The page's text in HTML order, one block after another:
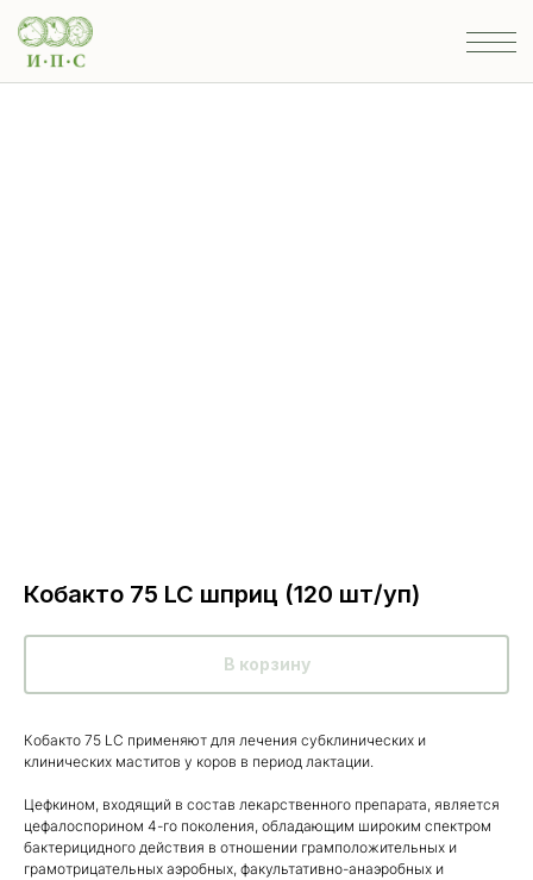
Кобакто 75 LC шприц (120 шт/уп)
В корзину
Кобакто 75 LC применяют для лечения субклинических и
клинических маститов у коров в период лактации.
Цефкином, входящий в состав лекарственного препарата, является
цефалоспорином 4-го поколения, обладающим широким спектром
бактерицидного действия в отношении грамположительных и
грамотрицательных аэробных, факультативно-анаэробных и